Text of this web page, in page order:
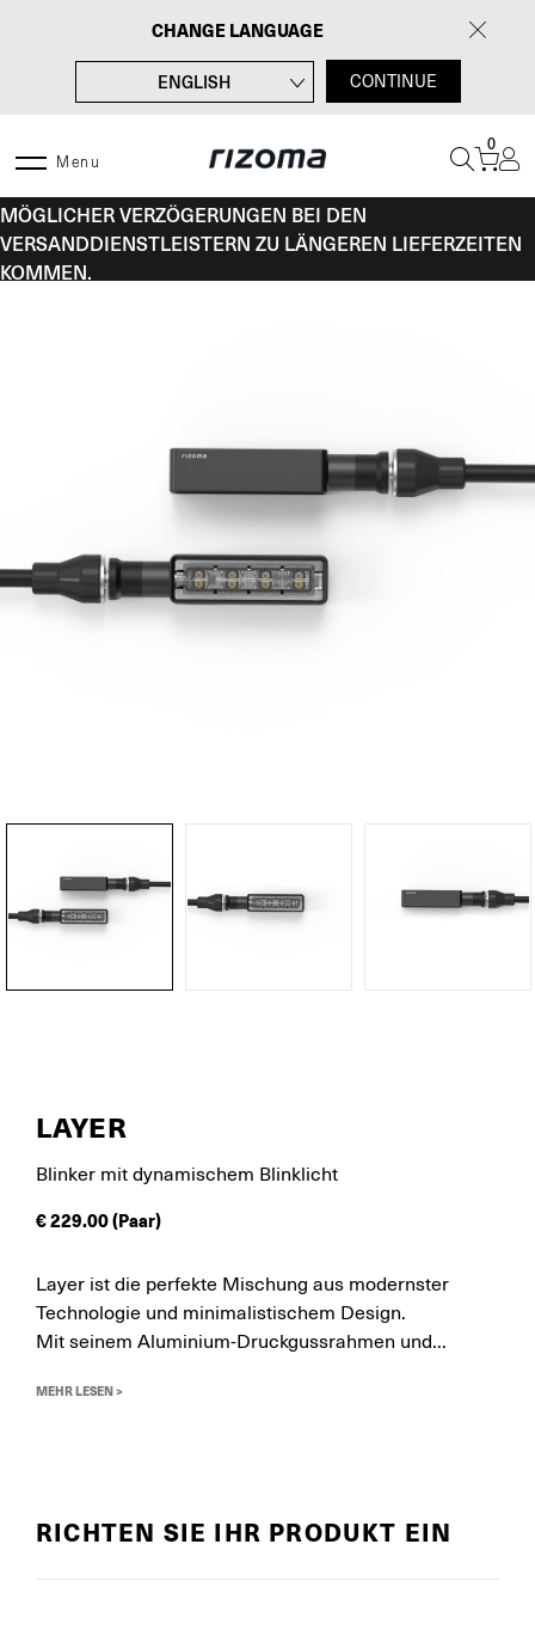
CHANGE LANGUAGE
ENGLISH
ITALIANO
ESPAÑOL
CONTINUE
Menu
0
MÖGLICHER VERZÖGERUNGEN BEI DEN
VERSANDDIENSTLEISTERN ZU LÄNGEREN LIEFERZEITEN
KOMMEN.
LAYER
Blinker mit dynamischem Blinklicht
€229.00(Paar)
Layer ist die perfekte Mischung aus modernster
Technologie und minimalistischem Design.
Mit seinem Aluminium-Druckgussrahmen und...
MEHR LESEN >
RICHTEN SIE IHR PRODUKT EIN